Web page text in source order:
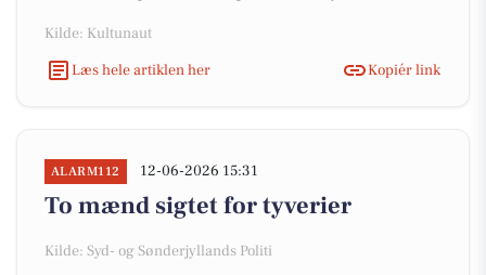
Kilde: Kultunaut
Læs hele artiklen her
Kopiér link
ALARM112 12-06-2026 15:31
To mænd sigtet for tyverier
Kilde: Syd- og Sønderjyllands Politi